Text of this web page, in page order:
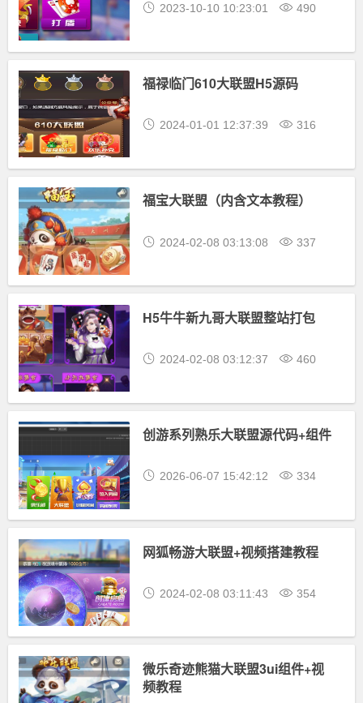
2023-10-10 10:23:01 490
福禄临门610大联盟H5源码
2024-01-01 12:37:39 316
福宝大联盟（内含文本教程）
2024-02-08 03:13:08 337
H5牛牛新九哥大联盟整站打包
2024-02-08 03:12:37 460
创游系列熟乐大联盟源代码+组件
2026-06-07 15:42:12 334
网狐畅游大联盟+视频搭建教程
2024-02-08 03:11:43 354
微乐奇迹熊猫大联盟3ui组件+视
频教程